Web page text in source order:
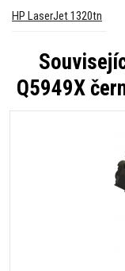
HP LaserJet 1320tn
Q5949X